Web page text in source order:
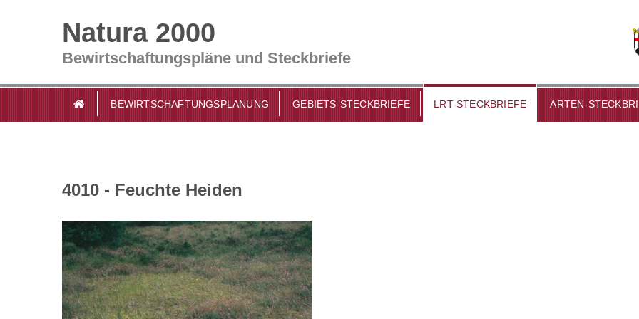
Natura 2000
Bewirtschaftungspläne und Steckbriefe
BEWIRTSCHAFTUNGSPLANUNG GEBIETS-STECKBRIEFE LRT-STECKBRIEFE ARTEN-
4010 - Feuchte Heiden